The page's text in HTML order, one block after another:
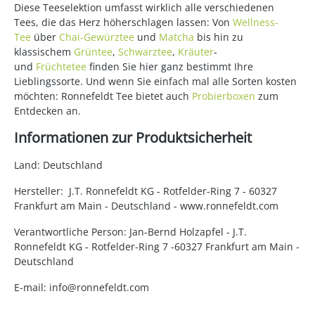
Diese Teeselektion umfasst wirklich alle verschiedenen
Tees, die das Herz höherschlagen lassen: Von Wellness-
Tee über Chai-Gewürztee und Matcha bis hin zu
klassischem Grüntee, Schwarztee, Kräuter-
und Früchtetee finden Sie hier ganz bestimmt Ihre
Lieblingssorte. Und wenn Sie einfach mal alle Sorten kosten
möchten: Ronnefeldt Tee bietet auch Probierboxen zum
Entdecken an.
Informationen zur Produktsicherheit
Land: Deutschland
Hersteller: J.T. Ronnefeldt KG - Rotfelder-Ring 7 - 60327
Frankfurt am Main - Deutschland - www.ronnefeldt.com
Verantwortliche Person: Jan-Bernd Holzapfel - J.T.
Ronnefeldt KG - Rotfelder-Ring 7 -60327 Frankfurt am Main -
Deutschland
E-mail: info@ronnefeldt.com